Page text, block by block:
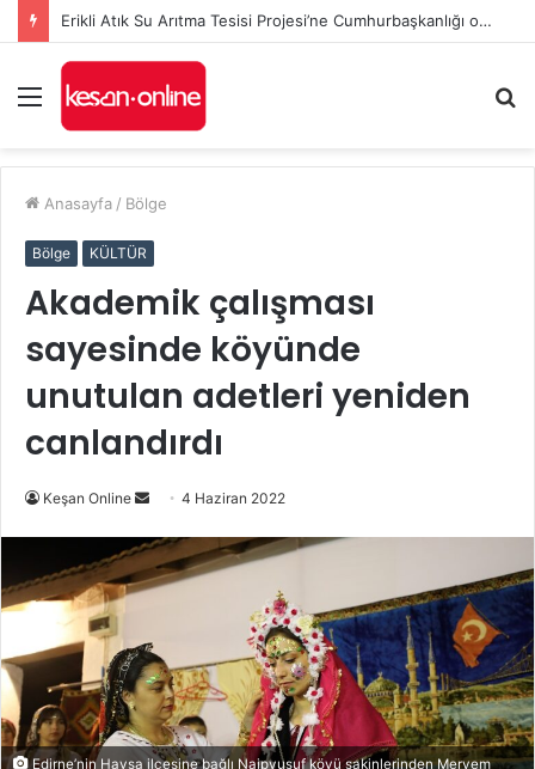
Erikli Atık Su Arıtma Tesisi Projesi’ne Cumhurbaşkanlığı onayı
Menü
...
Anasayfa / Bölge
Bölge KÜLTÜR
Akademik çalışması
sayesinde köyünde
unutulan adetleri yeniden
canlandırdı
Keşan Online
Bir
posta
göndermek
4 Haziran 2022
Edirne’nin Havsa ilçesine bağlı Naipyusuf köyü sakinlerinden Meryem